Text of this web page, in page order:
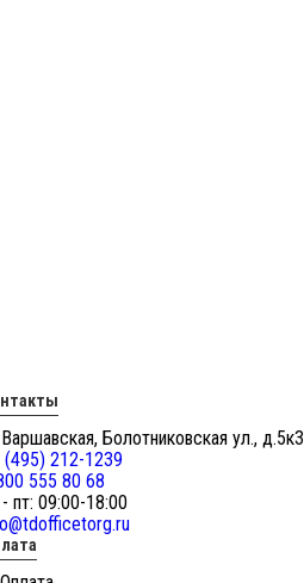
Болотниковская ул., д.5к3
(495) 212-1239
555 80 68
пт: 09:00-18:00